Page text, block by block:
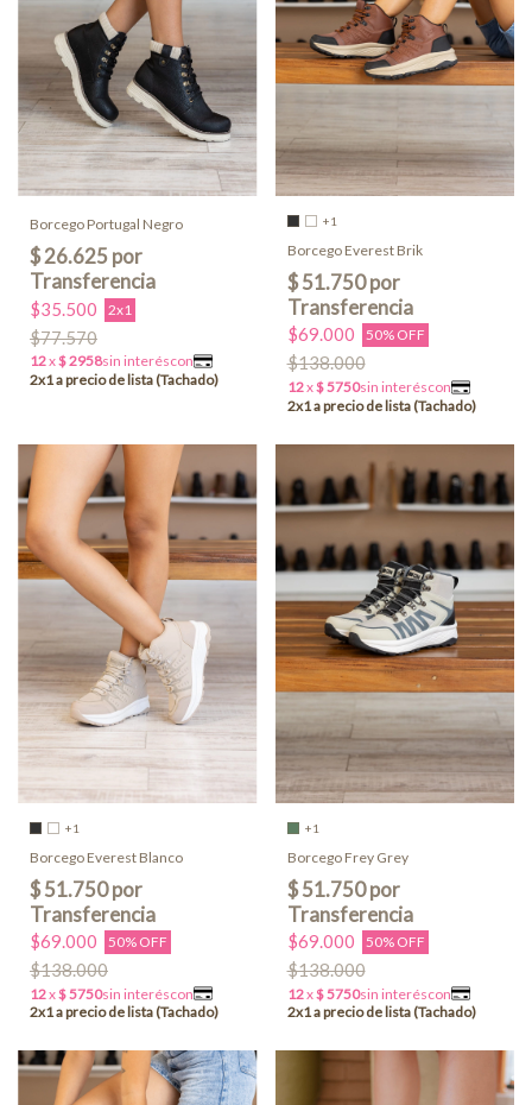
Borcego Portugal Negro
$35.500 2x1
$77.570
+1
Borcego Everest Brik
$69.000 50% OFF
$138.000
+1
Borcego Everest Blanco
$69.000 50% OFF
$138.000
+1
Borcego Frey Grey
$69.000 50% OFF
$138.000